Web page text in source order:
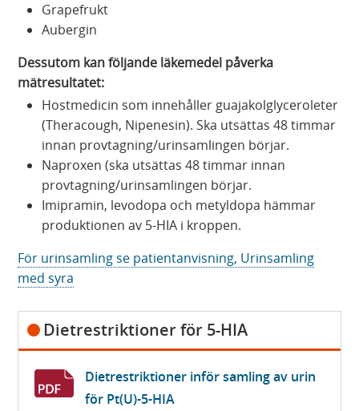
Grapefrukt
Aubergin
Dessutom kan följande läkemedel påverka
mätresultatet:
Hostmedicin som innehåller guajakolglyceroleter
(Theracough, Nipenesin). Ska utsättas 48 timmar
innan provtagning/urinsamlingen börjar.
Naproxen (ska utsättas 48 timmar innan
provtagning/urinsamlingen börjar.
Imipramin, levodopa och metyldopa hämmar
produktionen av 5-HIA i kroppen.
För urinsamling se patientanvisning, Urinsamling
med syra
Dietrestriktioner för 5-HIA
Dietrestriktioner inför samling av urin
för Pt(U)-5-HIA